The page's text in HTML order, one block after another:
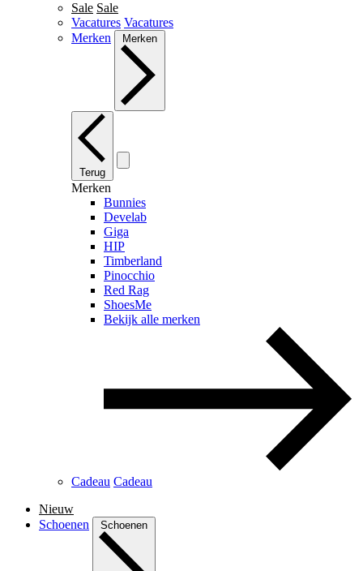
Sale Sale
Vacatures Vacatures
Merken
Merken
Terug
Merken
Bunnies
Develab
Giga
HIP
Timberland
Pinocchio
Red Rag
ShoesMe
Bekijk alle merken
Cadeau Cadeau
Nieuw
Schoenen
Schoenen